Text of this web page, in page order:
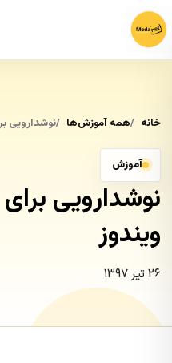
خانه همه آموزش‌ها نوشدارویی
آموزش
نوشدارویی
ویندوز
۲۶ تیر ۱۳۹۷